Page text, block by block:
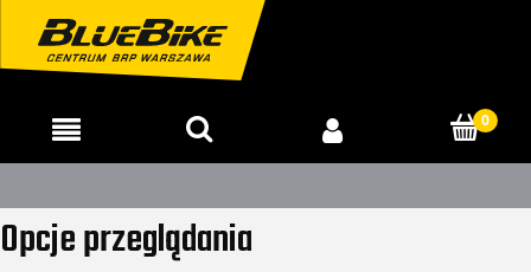
Opcje przeglądania